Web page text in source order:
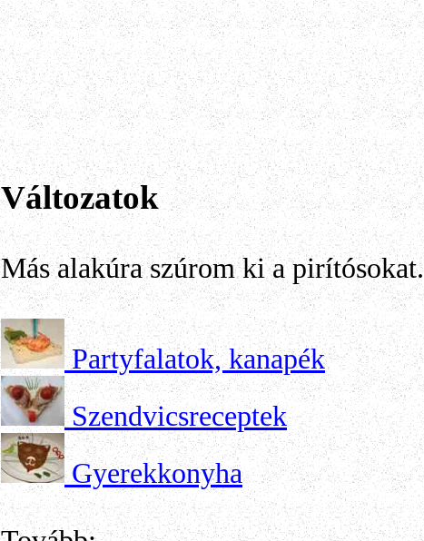
Változatok
Más alakúra szúrom ki a pirítósokat.
Partyfalatok, kanapék
Szendvicsreceptek
Gyerekkonyha